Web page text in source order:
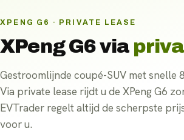
XPENG G6 · PRIVATE LEASE
XPeng G6via
Gestroomlijnde coupé-SUV met snelle
Via private lease rijdt u de XPeng G6
EVTrader regelt altijd de scherpste
voor u.